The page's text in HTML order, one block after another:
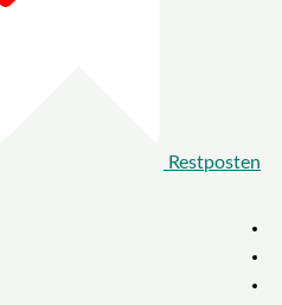
Restposten